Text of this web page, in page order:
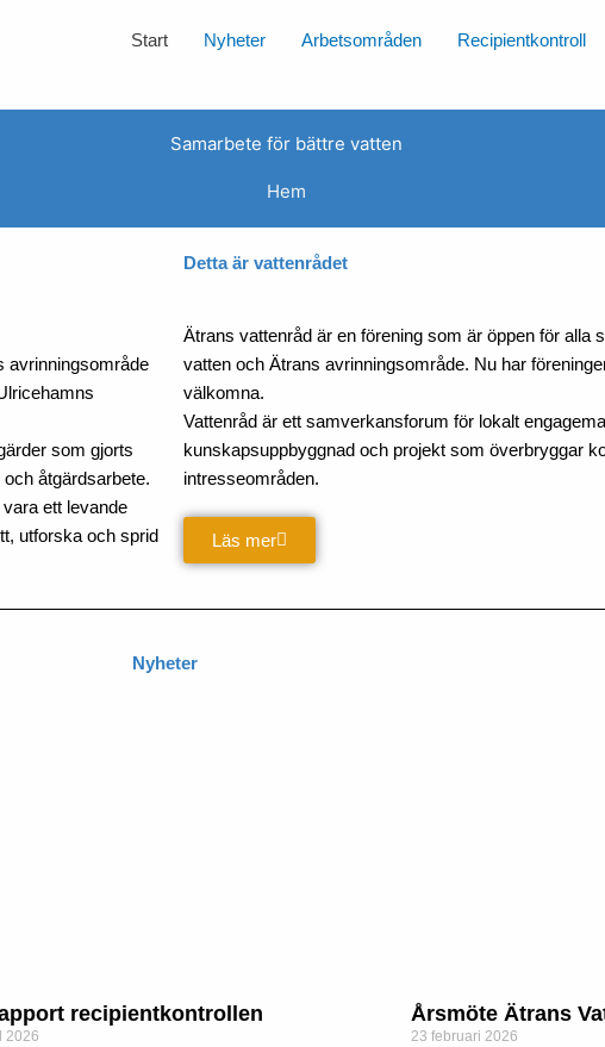
Start Nyheter Arbetsområden Recipientkontroll
Samarbete för bättre vatten
Hem
avrinningsområde
som gjorts
åtgärdsarbete.
ett levande
utforska och sprid
Detta är vattenrådet
Ätrans vattenråd är en förening som är öppen för alla
vatten och Ätrans avrinningsområde. Nu har
välkomna.
Vattenråd är ett samverkansforum för lokalt
kunskapsuppbyggnad och projekt som överbryggar
intresseområden.
Läs mer
Nyheter
recipientkontrollen
2026
Årsmöte Ätrans
23 februari 2026